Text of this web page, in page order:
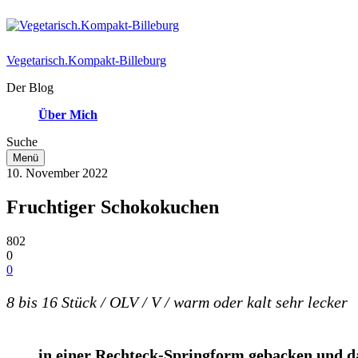
Vegetarisch.Kompakt-Billeburg
Der Blog
Über Mich
Suche
Menü
10. November 2022
Fruchtiger Schokokuchen
802
0
0
8 bis 16 Stück / OLV / V / warm oder kalt sehr lecker